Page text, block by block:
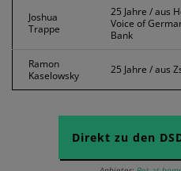
Joshua
Trappe
25 Jahre / aus
Voice of
Bank
Ramon
Kaselowsky
25 Jahre / aus
Direkt zu den